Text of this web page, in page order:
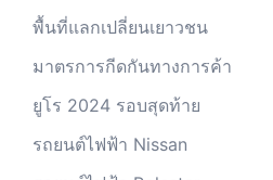
พื้นที่แลกเปลี่ยนเยาวชน
มาตรการกีดกันทางการค้า
ยูโร 2024 รอบสุดท้าย
รถยนต์ไฟฟ้า Nissan